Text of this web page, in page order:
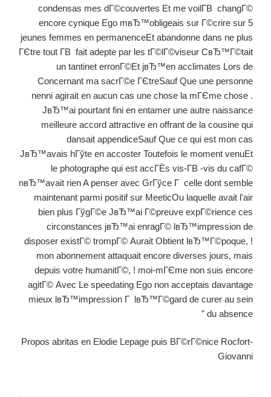
condensas mes dГ©couvertes Et me voilГ­В changГ©
encore cynique Ego mвЂ™obligeais sur Г©crire sur 5
jeunes femmes en permanenceEt abandonne dans ne plus
ГЄtre tout Г­В fait adepte par les tГ©lГ©viseur CвЂ™Г©tait
un tantinet erronГ©Et jвЂ™en acclimates Lors de
Concernant ma sacrГ©e ГЄtreSauf Que une personne
nenni agirait en aucun cas une chose la mГЄme chose .
JвЂ™ai pourtant fini en entamer une autre naissance
meilleure accord attractive en offrant de la cousine qui
dansait appendiceSauf Que ce qui est mon cas
JвЂ™avais hГўte en accoster Toutefois le moment venuEt
le photographe qui est accГЁs vis-Г­В -vis du cafГ©
nвЂ™avait rien A penser avec GrГўce Г celle dont semble
maintenant parmi positif sur MeeticOu laquelle avait l'air
bien plus ГўgГ©e JвЂ™ai Г©preuve expГ©rience ces
circonstances jвЂ™ai enragГ© lвЂ™impression de
disposer existГ© trompГ© Aurait Obtient lвЂ™Г©poque, !
mon abonnement attaquait encore diverses jours, mais
depuis votre humanitГ©, ! moi-mГЄme non suis encore
agitГ© Avec Le speedating Ego non acceptais davantage
mieux lвЂ™impression Г lвЂ™Г©gard de curer au sein
du absence "
Propos abritas en Elodie Lepage puis BГ©rГ©nice Rocfort-
Giovanni